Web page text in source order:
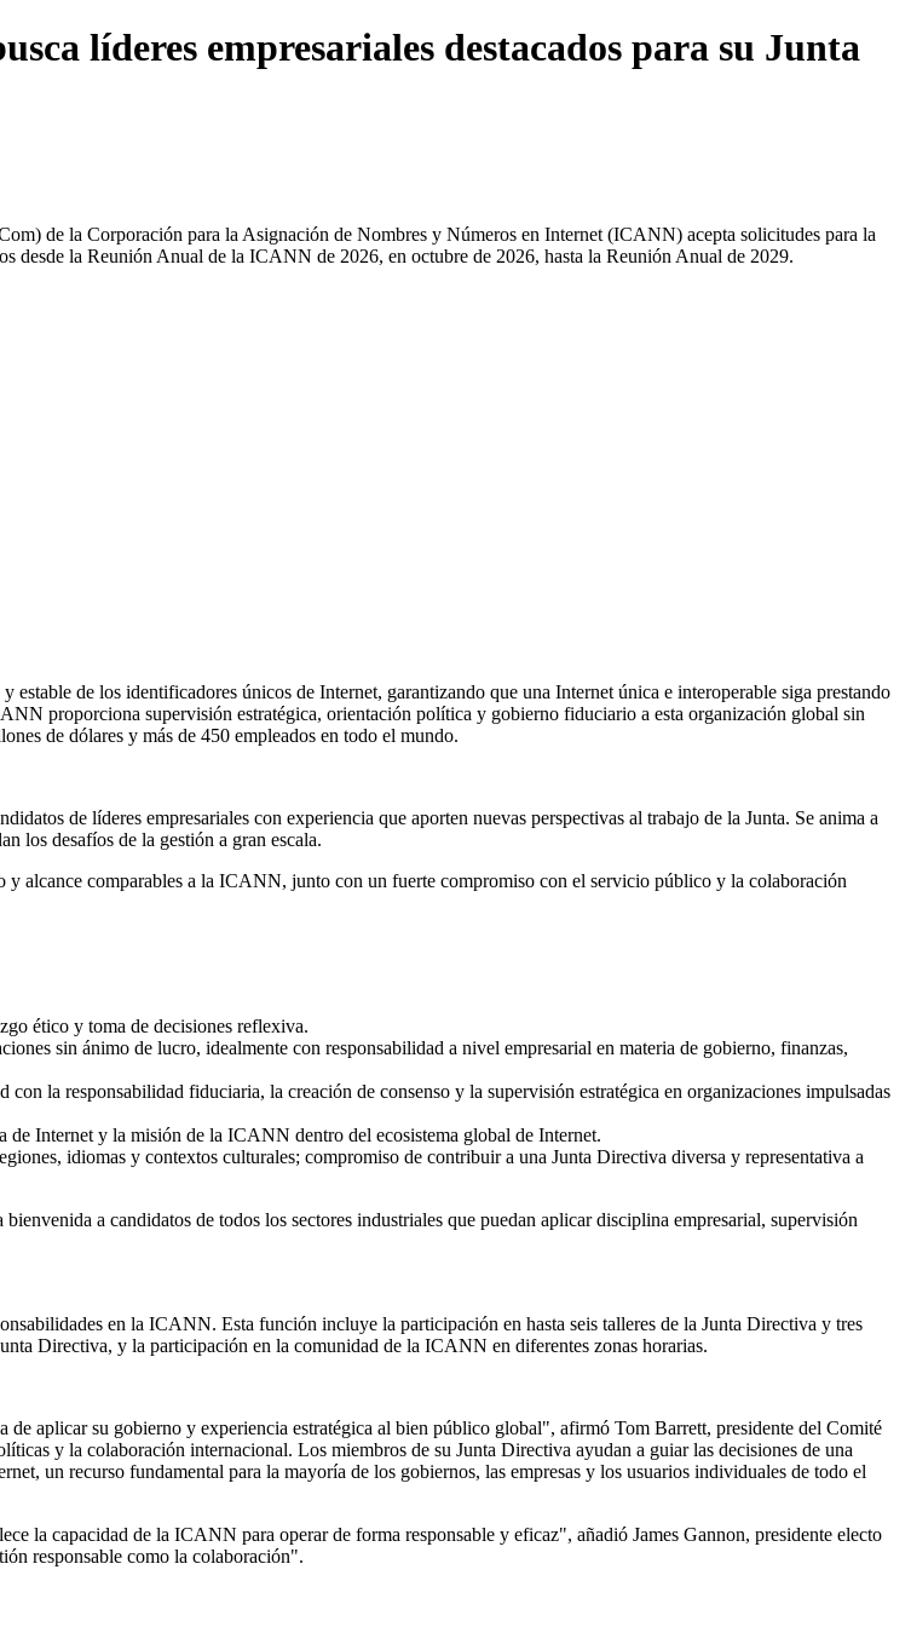
líderes empresariales destacados para su Junta
de la Corporación para la Asignación de Nombres y Números en Internet (ICANN) acepta solicitudes para la
la Reunión Anual de la ICANN de 2026, en octubre de 2026, hasta la Reunión Anual de 2029.
de los identificadores únicos de Internet, garantizando que una Internet única e interoperable siga prestando
proporciona supervisión estratégica, orientación política y gobierno fiduciario a esta organización global sin
de dólares y más de 450 empleados en todo el mundo.
de líderes empresariales con experiencia que aporten nuevas perspectivas al trabajo de la Junta. Se anima a
los desafíos de la gestión a gran escala.
y alcance comparables a la ICANN, junto con un fuerte compromiso con el servicio público y la colaboración
ético y toma de decisiones reflexiva.
sin ánimo de lucro, idealmente con responsabilidad a nivel empresarial en materia de gobierno, finanzas,
con la responsabilidad fiduciaria, la creación de consenso y la supervisión estratégica en organizaciones impulsadas
de Internet y la misión de la ICANN dentro del ecosistema global de Internet.
idiomas y contextos culturales; compromiso de contribuir a una Junta Directiva diversa y representativa a
a candidatos de todos los sectores industriales que puedan aplicar disciplina empresarial, supervisión
en la ICANN. Esta función incluye la participación en hasta seis talleres de la Junta Directiva y tres
Directiva, y la participación en la comunidad de la ICANN en diferentes zonas horarias.
aplicar su gobierno y experiencia estratégica al bien público global", afirmó Tom Barrett, presidente del Comité
y la colaboración internacional. Los miembros de su Junta Directiva ayudan a guiar las decisiones de una
un recurso fundamental para la mayoría de los gobiernos, las empresas y los usuarios individuales de todo el
la capacidad de la ICANN para operar de forma responsable y eficaz", añadió James Gannon, presidente electo
responsable como la colaboración".